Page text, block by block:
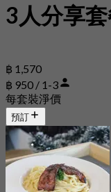
3人分享
฿ 1,570
฿ 950 / 1-3
每套裝淨價
預訂